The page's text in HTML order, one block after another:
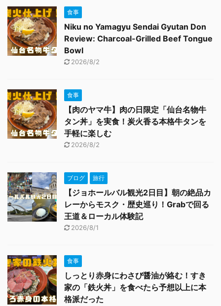
食事
Niku no Yamagyu Sendai Gyutan Don
Review: Charcoal-Grilled Beef Tongue
Bowl
2026/8/2
食事
【肉のヤマ牛】肉の日限定「仙台名物牛
タン丼」を実食！炭火香る本格牛タンを
手軽に楽しむ
2026/8/2
ブログ 旅行
【ジョホールバル観光2日目】朝の絶品カ
レーからモスク・歴史巡り！Grabで回る
王道＆ローカル体験記
2026/8/1
食事
しっとり赤身にわさび醤油が絡む！すき
家の「鉄火丼」を食べたら予想以上に本
格派だった